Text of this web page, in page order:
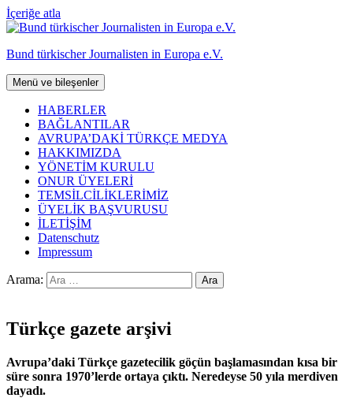
İçeriğe atla
Bund türkischer Journalisten in Europa e.V.
Menü ve bileşenler
HABERLER
BAĞLANTILAR
AVRUPA’DAKİ TÜRKÇE MEDYA
HAKKIMIZDA
YÖNETİM KURULU
ONUR ÜYELERİ
TEMSİLCİLİKLERİMİZ
ÜYELİK BAŞVURUSU
İLETİŞİM
Datenschutz
Impressum
Arama:
Türkçe gazete arşivi
Avrupa’daki Türkçe gazetecilik göçün başlamasından kısa bir
süre sonra 1970’lerde ortaya çıktı. Neredeyse 50 yıla merdiven
dayadı.